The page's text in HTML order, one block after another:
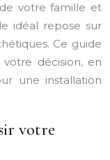
votre famille et
idéal repose sur
Ce guide
décision, en
une installation
votre